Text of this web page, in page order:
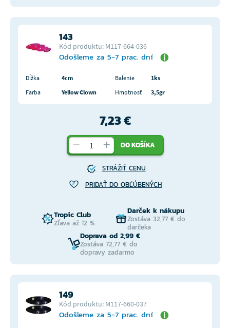
143
Kód produktu: M117-664-036
Odošleme za 5-7 prac. dní
Dĺžka 4cm Balenie
1ks
Farba
Yellow Clown Hmotnosť 3,5gr
7,23 €
DO KOŠÍKA
STRÁŽIŤ CENU
PRIDAŤ DO OBĽÚBENÝCH
Tropic Club
Zľava až 12 %
Darček k nákupu
Zostáva 32,77 € do
darčeka
Doprava od 2,99 €
Zostáva 72,77 € do
dopravy zadarmo
149
Kód produktu: M117-660-037
Odošleme za 5-7 prac. dní